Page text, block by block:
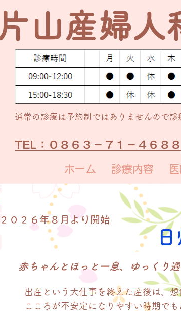
片山産婦人
TEL：０８６３－７１－４６８８
ホーム 診療内容
通常の​診療は予約制ではありませんので
赤ちゃんとほっと一息、ゆっくり
出産という大仕事を終えた産後は、
こころが不安定になりやすい時期でも
​２０２６年８月より開始